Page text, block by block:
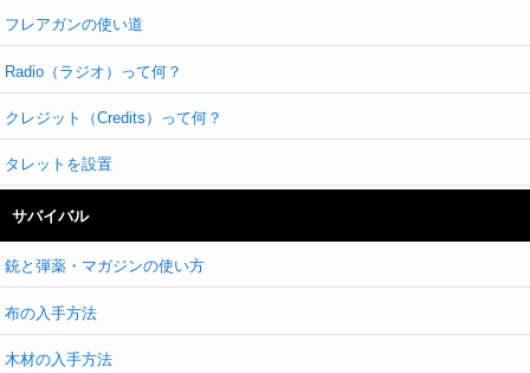
フレアガンの使い道
Radio（ラジオ）って何？
クレジット（Credits）って何？
タレットを設置
サバイバル
銃と弾薬・マガジンの使い方
布の入手方法
木材の入手方法